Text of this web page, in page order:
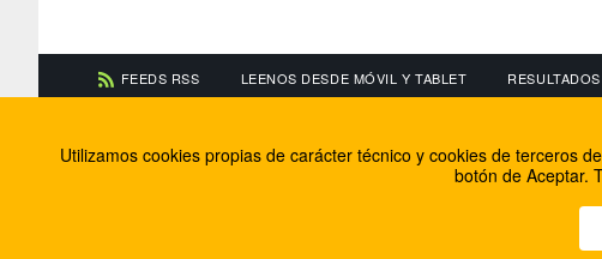
FEEDS RSS LEENOS DESDE MÓVIL Y TABLET RESULTADOS
Información de contacto
El equipo de FútbolBalear
Soluciones Corporativas IP
Utilizamos cookies propias de carácter técnico y cookies de terceros
botón de Aceptar.